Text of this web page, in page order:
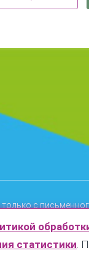
с
здесь. С
можно
статистики.